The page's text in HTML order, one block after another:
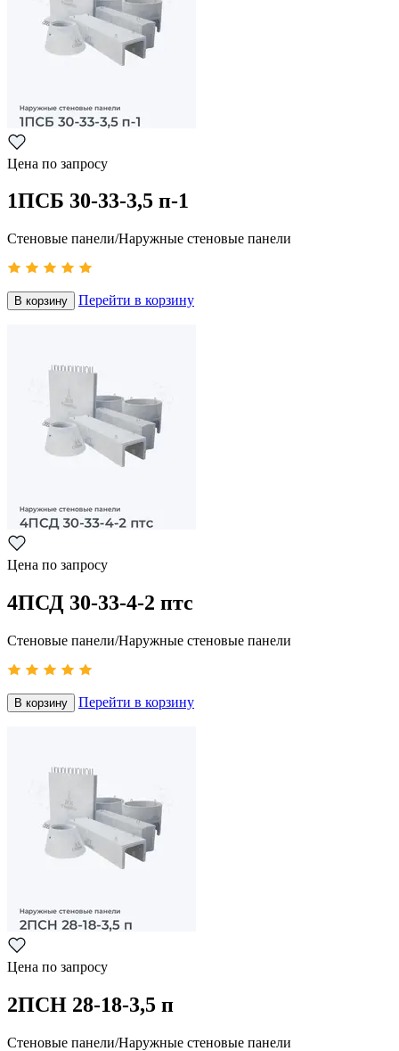
Цена по запросу
1ПСБ 30-33-3,5 п-1
Стеновые панели/Наружные стеновые панели
В корзину Перейти в корзину
Цена по запросу
4ПСД 30-33-4-2 птс
Стеновые панели/Наружные стеновые панели
В корзину Перейти в корзину
Цена по запросу
2ПСН 28-18-3,5 п
Стеновые панели/Наружные стеновые панели